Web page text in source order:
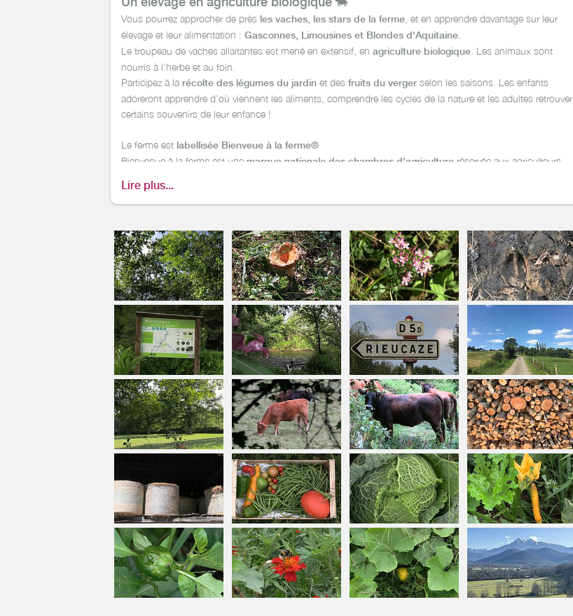
Vous pourrez approcher de près les vaches, les stars de la ferme , et en apprendre davantage sur leur
élevage et leur alimentation : Gasconnes, Limousines et Blondes d'Aquitaine
Le troupeau de vaches allaitantes est mené en extensif, en agriculture biologique . Les animaux sont
nourris à l'herbe et au foin.
Participez à la récolte des légumes du jardin et des fruits du verger selon les saisons. Les enfants
adoreront apprendre d’où viennent les aliments, comprendre les cycles de la nature et les adultes retrouver
certains souvenirs de leur enfance !
Le ferme est labellisée Bienveue à la ferme®
Bienvenue à la ferme est une marque nationale des chambres d'agriculture réservée aux agriculteurs
L’histoire de la ferme
génération en génération, leur savoir-faire.
Jusque dans les années 60, on trouvait à la ferme de l’élevage, polyculture, pommes, vignes, volaille.
Par la suite, la ferme s’est spécialisée dans l’activité du «veau sous la mère»,production phare du
Comminges.
Dans les années 2010, Jean-François a quitté la vie parisienne pour un retour aux sources et reprendre la
ferme familiale. Aujourd’hui, la ferme a pour activité un troupeau allaitant extensif en agriculture
biologique et se diversifie dans l’agritourisme.
Lors de votre visite, vous aurez l'occasion de plonger dans l'histoire de cette exploitation familiale et de
découvrir les traditions agricoles qui ont façonné son identité.
Que signifie les Hautins ?
Les Hautins” : lenom de la ferme est issu du lieu-dit “les Hautins”.
Laculture de la vigne en Hautains (Hautins)estconnue depuis l’antiquité. La vigne est mariée aux
arbres qui lui servent de poteaux et lui permette de s’épanouir. Cettetechnique culturale était répandue
dans le piémont pyrénéenjusqu’aux attaques successives du phylloxera et de l’Oïdium dans la seconde
moitié du 19ième siècle.
Auxalentours de Tarbes ce mode de culture dominait jusqu’à il y a 150 ans
. Sur certaines parcelles
de la ferme restent encore quelques rangées d’érables vestiges de cette pratique.
Le mot des propriétaires
Jean-François, ancien commercial à Paris, etBéatrice, experte-comptable , avons uni nos
rêves
pour transformer la ferme familiale.
A son retour dans la ferme familiale, Jean-François avait pour souhait de valoriser les bâtiments existants.
Lire plus...